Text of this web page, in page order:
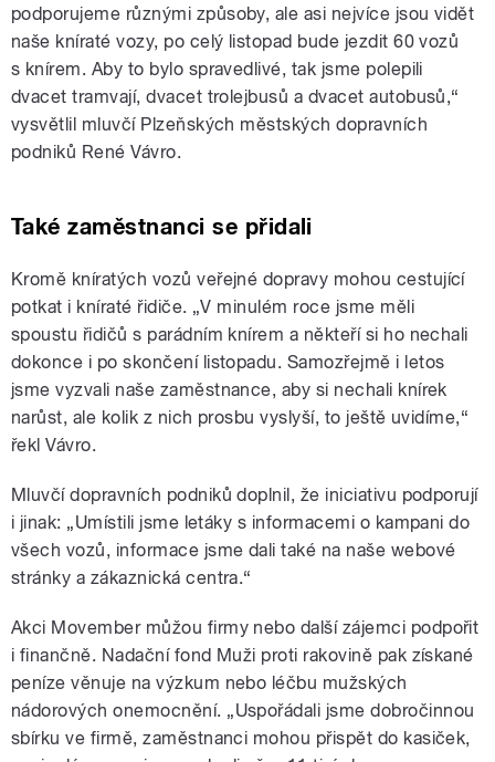
podporujeme různými způsoby, ale asi nejvíce jsou vidět
naše kníraté vozy, po celý listopad bude jezdit 60 vozů
s knírem. Aby to bylo spravedlivé, tak jsme polepili
dvacet tramvají, dvacet trolejbusů a dvacet autobusů,“
vysvětlil mluvčí Plzeňských městských dopravních
podniků René Vávro.
Také zaměstnanci se přidali
Kromě kníratých vozů veřejné dopravy mohou cestující
potkat i kníraté řidiče. „V minulém roce jsme měli
spoustu řidičů s parádním knírem a někteří si ho nechali
dokonce i po skončení listopadu. Samozřejmě i letos
jsme vyzvali naše zaměstnance, aby si nechali knírek
narůst, ale kolik z nich prosbu vyslyší, to ještě uvidíme,“
řekl Vávro.
Mluvčí dopravních podniků doplnil, že iniciativu podporují
i jinak: „Umístili jsme letáky s informacemi o kampani do
všech vozů, informace jsme dali také na naše webové
stránky a zákaznická centra.“
Akci Movember můžou firmy nebo další zájemci podpořit
i finančně. Nadační fond Muži proti rakovině pak získané
peníze věnuje na výzkum nebo léčbu mužských
nádorových onemocnění. „Uspořádali jsme dobročinnou
sbírku ve firmě, zaměstnanci mohou přispět do kasiček,